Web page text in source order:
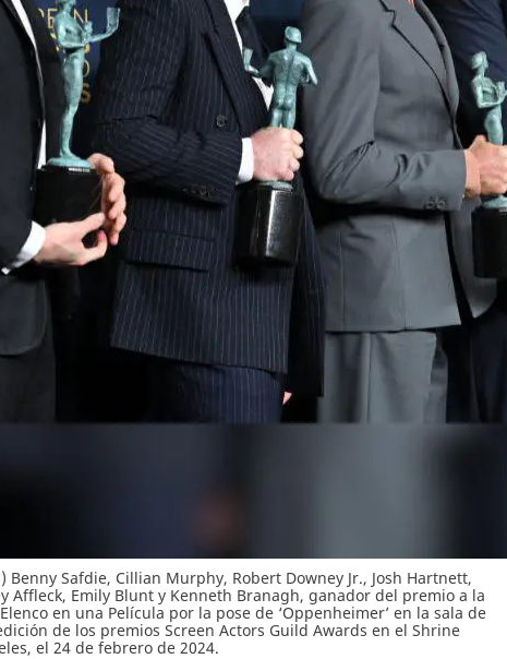
Benny Safdie, Cillian Murphy, Robert Downey Jr., Josh Hartnett,
Affleck, Emily Blunt y Kenneth Branagh, ganador del premio a la
en una Película por la pose de ‘Oppenheimer’ en la sala de
de los premios Screen Actors Guild Awards en el Shrine
el 24 de febrero de 2024.